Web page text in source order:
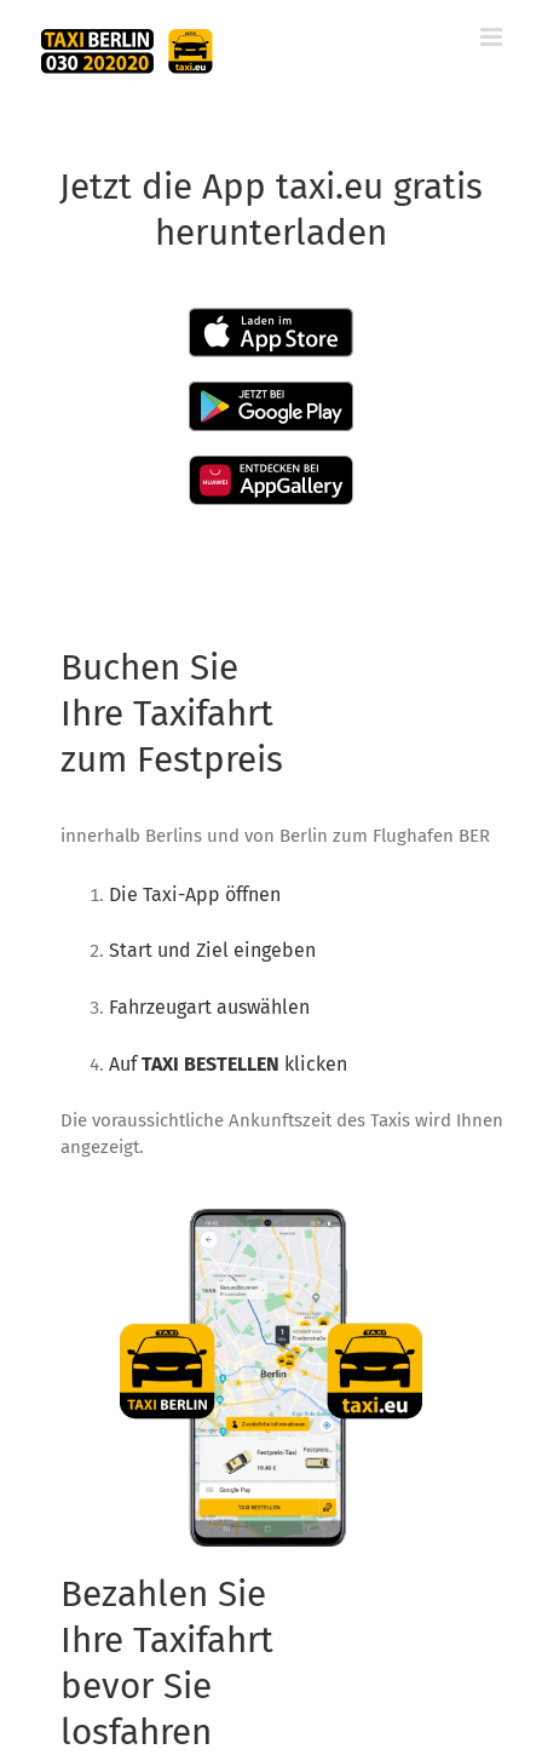
Inhalt
springen
Jetzt die App taxi.eu gratis
herunterladen
Buchen Sie
Ihre Taxifahrt
zum Festpreis
innerhalb Berlins und von Berlin zum Flughafen BER
Die Taxi-App öffnen
Start und Ziel eingeben
Fahrzeugart auswählen
AufTAXI BESTELLEN klicken
Die voraussichtliche Ankunftszeit des Taxis wird Ihnen
angezeigt.
Bezahlen Sie
Ihre Taxifahrt
bevor Sie
losfahren